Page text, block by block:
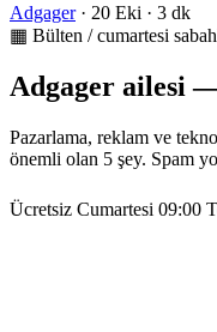
Adgager · 20 Eki · 3 dk
▦ Bülten / cumartesi
Adgager ailesi
Pazarlama, reklam ve
önemli olan 5 şey. Spam
Ücretsiz Cumartesi 09:00